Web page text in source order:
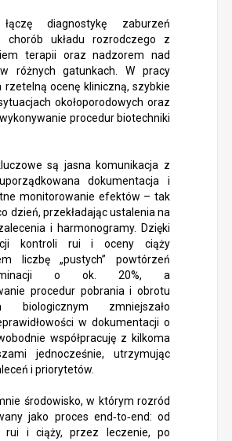
diagnostykę zaburzeń
chorób układu rozrodczego z
terapii oraz nadzorem nad
różnych gatunkach. W pracy
rzetelną ocenę kliniczną, szybkie
okołoporodowych oraz
procedur biotechniki
są jasna komunikacja z
dokumentacja i
monitorowanie efektów – tak
dzień, przekładając ustalenia na
i harmonogramy. Dzięki
kontroli rui i oceny ciąży
liczbę „pustych” powtórzeń
o ok. 20%, a
procedur pobrania i obrotu
biologicznym zmniejszało
w dokumentacji o
współpracuję z kilkoma
jednocześnie, utrzymując
i priorytetów.
środowisko, w którym rozród
jako proces end‑to‑end: od
rui i ciąży, przez leczenie, po